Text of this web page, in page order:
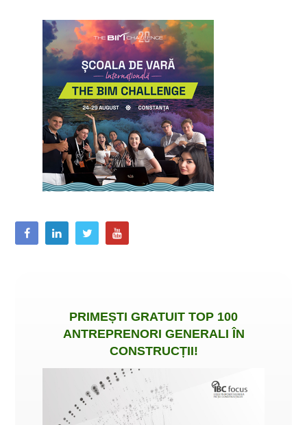
PRIMEȘTI GRATUIT TOP 100
ANTREPRENORI GENERALI ÎN
CONSTRUCȚII!